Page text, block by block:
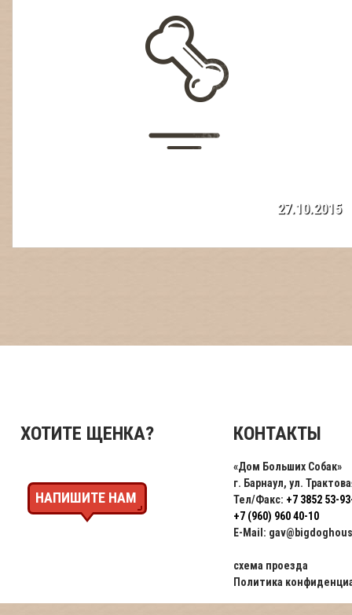
27.10.2015
могут усидеть на месте
ХОТИТЕ ЩЕНКА?
НАПИШИТЕ НАМ
КОНТАКТЫ
«Дом Больших Собак»
г. Барнаул, ул.
Тел/Факс: +7 3852 53-
+7 (960) 960 40-10
E-Mail:
схема проезда
Политика